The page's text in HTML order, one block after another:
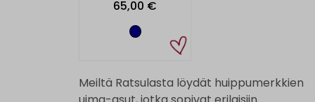
65,00 €
Meiltä Ratsulasta löydät huippumerkkien